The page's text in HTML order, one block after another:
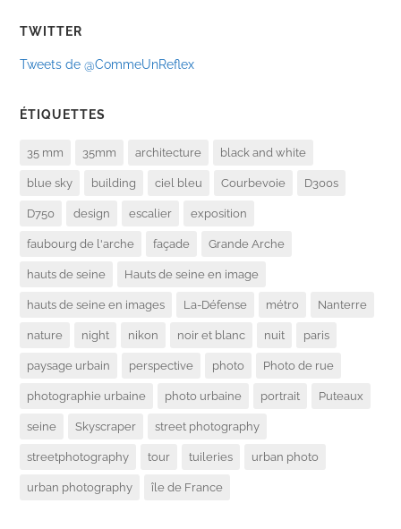
TWITTER
Tweets de @CommeUnReflex
ÉTIQUETTES
35 mm 35mm architecture black and white
blue sky building ciel bleu Courbevoie D300s
D750 design escalier exposition
faubourg de l'arche façade Grande Arche
hauts de seine Hauts de seine en image
hauts de seine en images La-Défense métro Nanterre
nature night nikon noir et blanc nuit paris
paysage urbain perspective photo Photo de rue
photographie urbaine photo urbaine portrait Puteaux
seine Skyscraper street photography
streetphotography tour tuileries urban photo
urban photography île de France